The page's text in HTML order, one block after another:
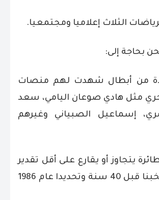
الثلاث إعلاميا ومجتمعيا.
بحاجة إلى:
من أبطال شهدت لهم منصات
مثل هادي صوعان اليامي، سعد
إسماعيل الصبياني وغيرهم
يتجاوز أو يقارع على أقل تقدير
ما حققه منتخبنا قبل 40 سنة وتحديدا عام 1986